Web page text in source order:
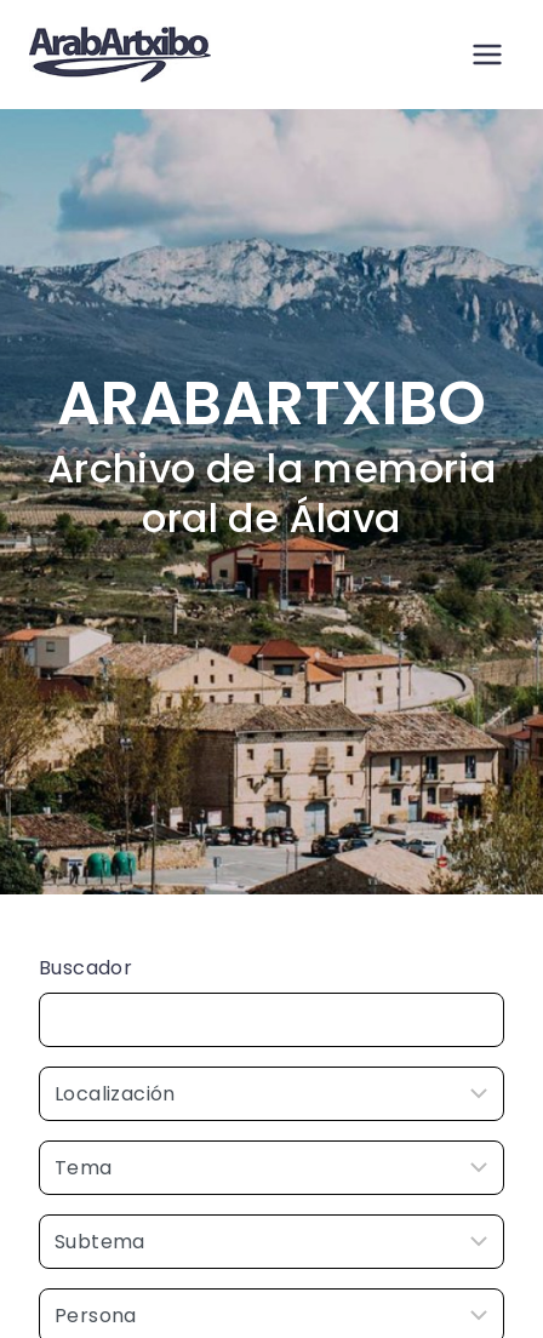
contenido
ARABARTXIBO
Archivo de la memoria
oral de Álava
Buscador